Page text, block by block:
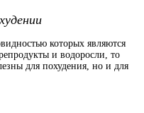
которых являются
и водоросли, то
для похудения, но и для